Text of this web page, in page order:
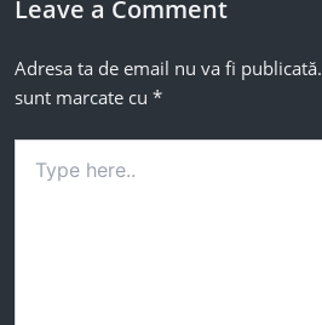
Leave a Comment
Adresa ta de email nu va fi publicată.
sunt marcate cu *
here..